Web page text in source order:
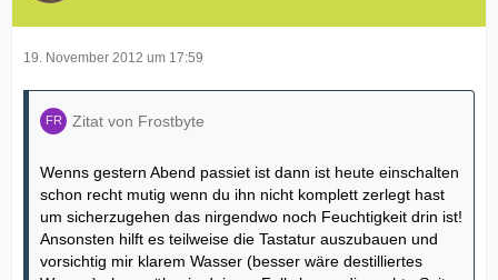
19. November 2012 um 17:59
Zitat von Frostbyte
Wenns gestern Abend passiet ist dann ist heute einschalten
schon recht mutig wenn du ihn nicht komplett zerlegt hast
um sicherzugehen das nirgendwo noch Feuchtigkeit drin ist!
Ansonsten hilft es teilweise die Tastatur auszubauen und
vorsichtig mir klarem Wasser (besser wäre destilliertes